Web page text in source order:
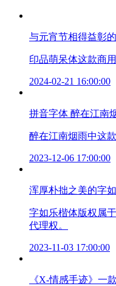
与元宵节相得益彰
印品萌呆体这款商
2024-02-21 16:00:00
拼音字体 醉在江南
醉在江南烟雨中这
2023-12-06 17:00:00
浑厚朴拙之美的字
字如乐楷体版权属
代理权。
2023-11-03 17:00:00
《X-情感手迹》一